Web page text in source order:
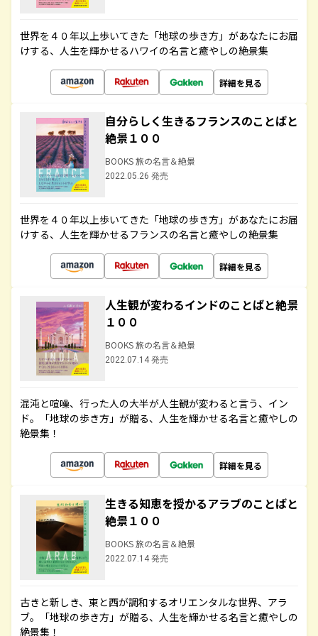
世界を４０年以上歩いてきた「地球の歩き方」があなたにお届
けする、人生を輝かせるハワイの名言と癒やしの絶景集
詳細を見る
自分らしく生きるフランスのことばと
絶景１００
BOOKS 旅の名言＆絶景
2022.05.26 発売
世界を４０年以上歩いてきた「地球の歩き方」があなたにお届
けする、人生を輝かせるフランスの名言と癒やしの絶景集
詳細を見る
人生観が変わるインドのことばと絶景
１００
BOOKS 旅の名言＆絶景
2022.07.14 発売
混沌と喧噪、行った人の大半が人生観が変わると言う、イン
ド。「地球の歩き方」が贈る、人生を輝かせる名言と癒やしの
絶景集！
詳細を見る
生きる知恵を授かるアラブのことばと
絶景１００
BOOKS 旅の名言＆絶景
2022.07.14 発売
古きと新しき、東と西が調和するオリエンタルな世界、アラ
ブ。「地球の歩き方」が贈る、人生を輝かせる名言と癒やしの
絶景集！